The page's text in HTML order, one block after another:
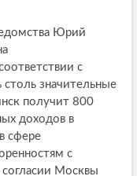
Юрий
с
значительные
получит 800
доходов в
сфере
с
Москвы